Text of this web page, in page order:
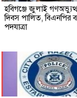
হবিগঞ্জে জুলাই
দিবস পালিত, বিএনপির
পদযাত্রা